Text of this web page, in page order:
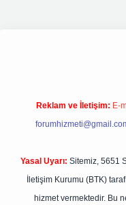
Reklam ve İletişim: E-
Yasal Uyarı: Sitemiz, 5651
İletişim Kurumu (BTK)
hizmet vermektedir. Bu